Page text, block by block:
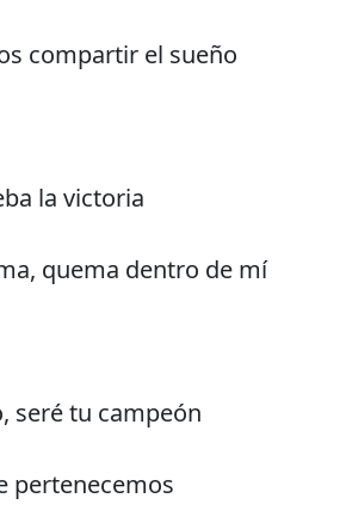
compartir el sueño
la victoria
quema dentro de mí
seré tu campeón
pertenecemos